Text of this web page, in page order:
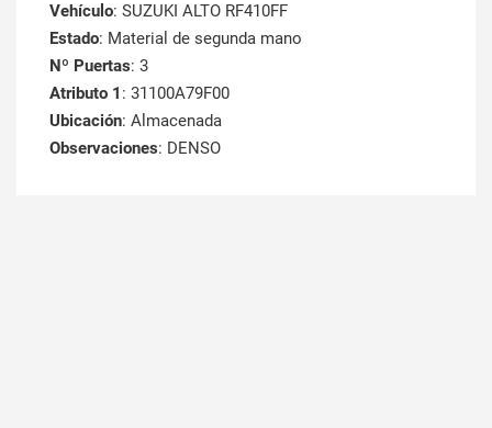
Vehículo: SUZUKI ALTO RF410FF
Estado: Material de segunda mano
Nº Puertas: 3
Atributo 1 : 31100A79F00
Ubicación: Almacenada
Observaciones: DENSO